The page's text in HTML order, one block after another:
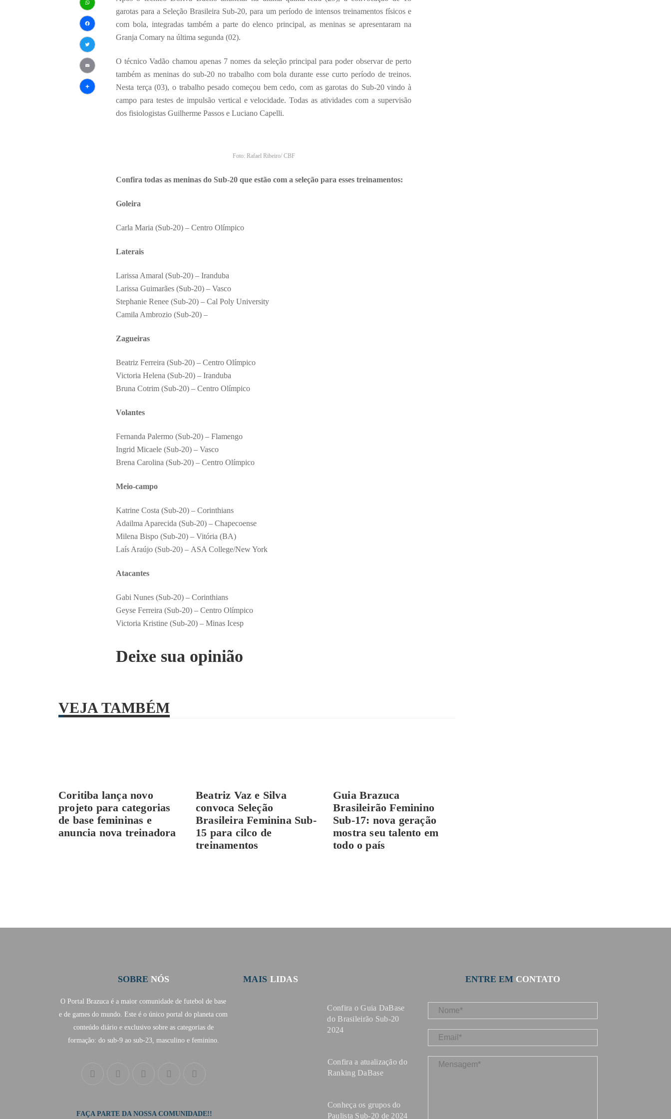
WhatsApp
Facebook
Twitter
Email
garotas para a Seleção Brasileira Sub-20, para um período de intensos treinamentos físicos e
com bola, integradas também a parte do elenco principal, as meninas se apresentaram na
Granja Comary na última segunda (02).
O técnico Vadão chamou apenas 7 nomes da seleção principal para poder observar de perto
também as meninas do sub-20 no trabalho com bola durante esse curto período de treinos.
Nesta terça (03), o trabalho pesado começou bem cedo, com as garotas do Sub-20 vindo à
campo para testes de impulsão vertical e velocidade. Todas as atividades com a supervisão
dos fisiologistas Guilherme Passos e Luciano Capelli.
Foto: Rafael Ribeiro/ CBF
Confira todas as meninas do Sub-20 que estão com a seleção para esses treinamentos:
Goleira
Carla Maria (Sub-20) – Centro Olímpico
Laterais
Larissa Amaral (Sub-20) – Iranduba
Larissa Guimarães (Sub-20) – Vasco
Stephanie Renee (Sub-20) – Cal Poly University
Camila Ambrozio (Sub-20) –
Zagueiras
Beatriz Ferreira (Sub-20) – Centro Olímpico
Victoria Helena (Sub-20) – Iranduba
Bruna Cotrim (Sub-20) – Centro Olímpico
Volantes
Fernanda Palermo (Sub-20) – Flamengo
Ingrid Micaele (Sub-20) – Vasco
Brena Carolina (Sub-20) – Centro Olímpico
Meio-campo
Katrine Costa (Sub-20) – Corinthians
Adailma Aparecida (Sub-20) – Chapecoense
Milena Bispo (Sub-20) – Vitória (BA)
Laís Araújo (Sub-20) – ASA College/New York
Atacantes
Gabi Nunes (Sub-20) – Corinthians
Geyse Ferreira (Sub-20) – Centro Olímpico
Victoria Kristine (Sub-20) – Minas Icesp
Deixe sua opinião
VEJA TAMBÉM
Coritiba lança novo
projeto para categorias
de base femininas e
anuncia nova treinadora
Beatriz Vaz e Silva
convoca Seleção
Brasileira Feminina Sub-
15 para cilco de
treinamentos
Guia Brazuca
Brasileirão Feminino
Sub-17: nova geração
mostra seu talento em
todo o país
SOBRE NÓS
O Portal Brazuca é a maior comunidade de futebol de base
e de games do mundo. Este é o único portal do planeta com
conteúdo diário e exclusivo sobre as categorias de
formação: do sub-9 ao sub-23, masculino e feminino.
FAÇA PARTE DA NOSSA COMUNIDADE!!
MAIS LIDAS
Confira o Guia DaBase
do Brasileirão Sub-20
2024
Confira a atualização do
Ranking DaBase
Conheça os grupos do
Paulista Sub-20 de 2024
ENTRE EM CONTATO